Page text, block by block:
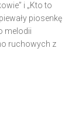
i „Kto to
piosenkę
melodii
ruchowych z